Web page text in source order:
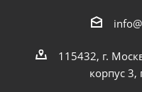
115432, г.
корпус